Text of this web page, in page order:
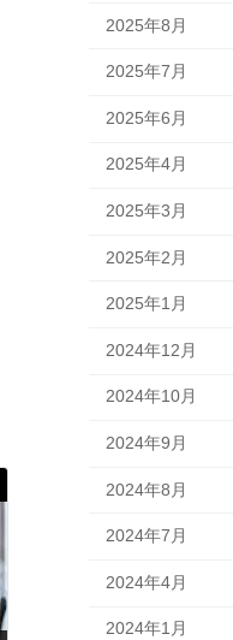
2025年8月
2025年7月
2025年6月
2025年4月
2025年3月
2025年2月
2025年1月
2024年12月
2024年10月
2024年9月
2024年8月
2024年7月
2024年4月
2024年1月